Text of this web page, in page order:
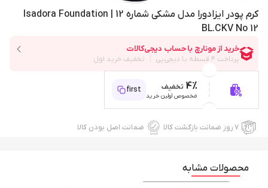
کرم پودر ایزادورا مدل مشکی شماره 12 | Isadora Foundation
BL.CKV No 12
4% تخفیف
مخصوص اولین خرید
first
۷ روز ضمانت بازگشت کالا ضمانت اصل بودن کالا
محصولات مشابه